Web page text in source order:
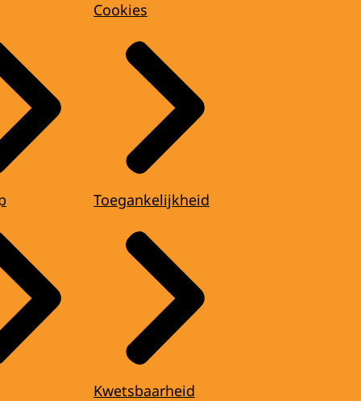
Cookies
Toegankelijkheid
Kwetsbaarheid